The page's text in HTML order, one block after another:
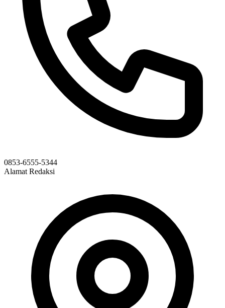
0853-6555-5344
Alamat Redaksi